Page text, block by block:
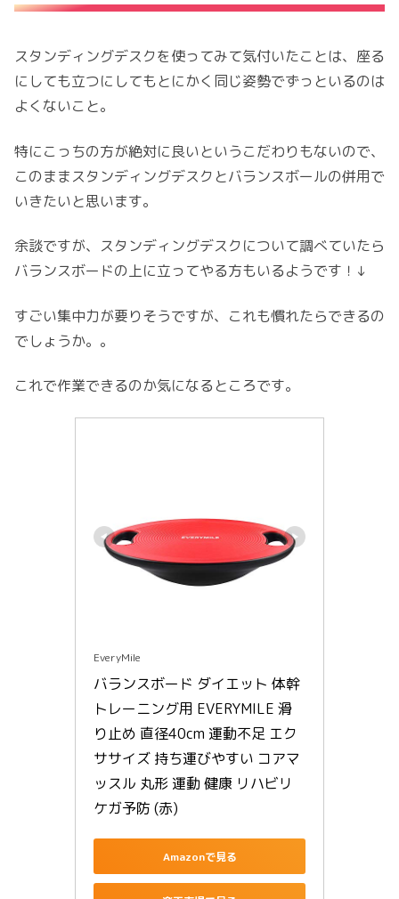
スタンディングデスクを使ってみて気付いたことは、座る
にしても立つにしてもとにかく同じ姿勢でずっといるのは
よくないこと。
特にこっちの方が絶対に良いというこだわりもないので、
このままスタンディングデスクとバランスボールの併用で
いきたいと思います。
余談ですが、スタンディングデスクについて調べていたら
バランスボードの上に立ってやる方もいるようです！↓
すごい集中力が要りそうですが、これも慣れたらできるの
でしょうか。。
これで作業できるのか気になるところです。
EveryMile
バランスボード ダイエット 体幹
トレーニング用 EVERYMILE 滑
り止め 直径40cm 運動不足 エク
ササイズ 持ち運びやすい コアマ
ッスル 丸形 運動 健康 リハビリ
ケガ予防 (赤)
Amazonで見る